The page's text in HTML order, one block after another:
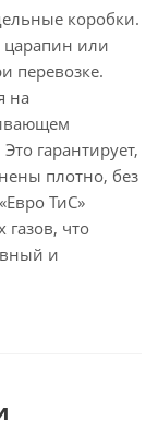
коробки.
царапин или
перевозке.
на
гарантирует,
плотно, без
ТиС»
газов, что
и